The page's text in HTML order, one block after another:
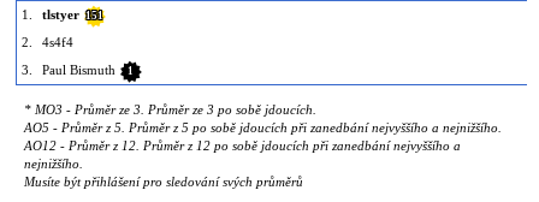
1.
tlstyer 151
2.
4s4f4
3.
Paul Bismuth 1
* MO3 - Průměr ze 3. Průměr ze 3 po sobě jdoucích.
AO5 - Průměr z 5. Průměr z 5 po sobě jdoucích při zanedbání nejvyššího a nejnižšího.
AO12 - Průměr z 12. Průměr z 12 po sobě jdoucích při zanedbání nejvyššího a
nejnižšího.
Musíte být přihlášení pro sledování svých průměrů